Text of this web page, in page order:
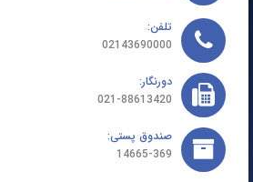
تلفن:
02143690000
دورنگار:
021-88613420
صندوق پستی:
14665-369